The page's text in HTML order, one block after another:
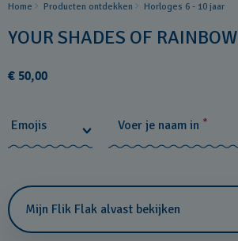
Home Producten ontdekken Horloges 6 - 10 jaar
YOUR SHADES OF RAINBOW
€ 50,00
Emojis Voer je naam in *
Mijn Flik Flak alvast bekijken